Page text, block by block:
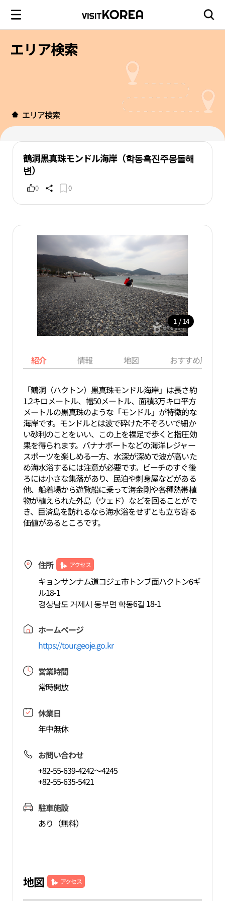
エリア検索
エリア検索
鶴洞黒真珠モンドル海岸（학동흑진주몽돌해
변）
0 0
1 / 14
紹介 情報 地図 おすすめ周辺
「鶴洞（ハクトン）黒真珠モンドル海岸」は長さ約
1.2キロメートル、幅50メートル、面積3万キロ平方
メートルの黒真珠のような「モンドル」が特徴的な
海岸です。モンドルとは波で砕けた不ぞろいで細か
い砂利のことをいい、この上を裸足で歩くと指圧効
果を得られます。バナナボートなどの海洋レジャー
スポーツを楽しめる一方、水深が深めで波が高いた
め海水浴するには注意が必要です。ビーチのすぐ後
ろには小さな集落があり、民泊や刺身屋などがある
他、船着場から遊覧船に乗って海金剛や各種熱帯植
物が植えられた外島（ウェド）などを回ることがで
き、巨済島を訪れるなら海水浴をせずとも立ち寄る
価値があるところです。
住所 アクセス
キョンサンナム道コジェ市トンブ面ハクトン6ギ
ル18-1
경상남도 거제시 동부면 학동6길 18-1
ホームページ
https://tour.geoje.go.kr
営業時間
常時開放
休業日
年中無休
お問い合わせ
+82-55-639-4242～4245
+82-55-635-5421
駐車施設
あり（無料）
地図 アクセス